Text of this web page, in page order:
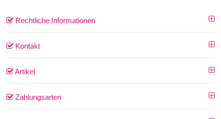
Rechtliche Informationen
Kontakt
Artikel
Zahlungsarten